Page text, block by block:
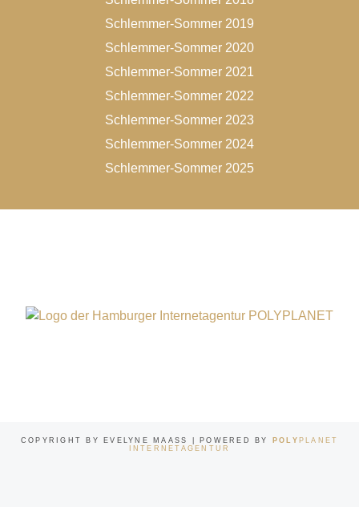
Schlemmer-Sommer 2019
Schlemmer-Sommer 2020
Schlemmer-Sommer 2021
Schlemmer-Sommer 2022
Schlemmer-Sommer 2023
Schlemmer-Sommer 2024
Schlemmer-Sommer 2025
COPYRIGHT BY EVELYNE MAASS | POWERED BY POLY PLANET
INTERNETAGENTUR